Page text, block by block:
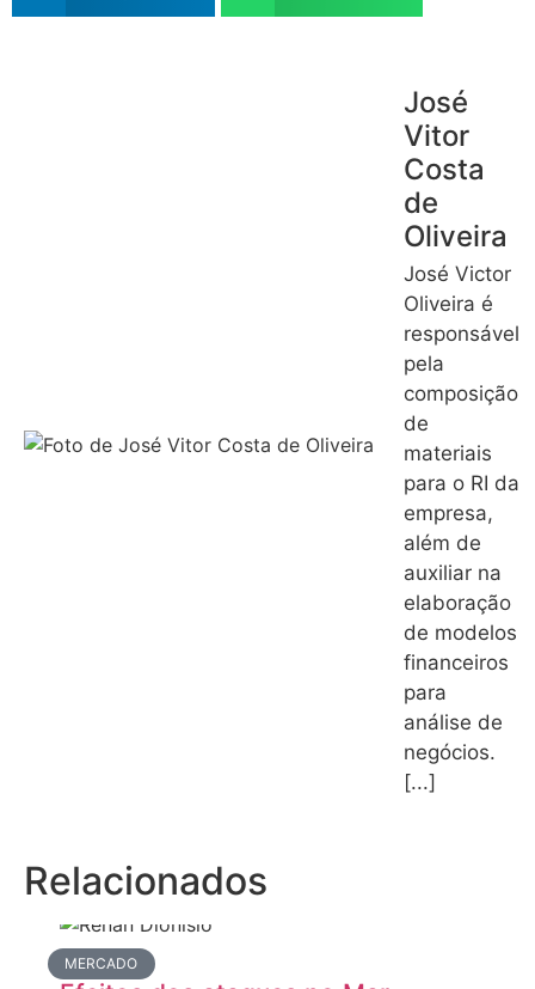
José
Vitor
Costa
de
Oliveira
José Victor
Oliveira é
responsável
pela
composição
de
materiais
para o RI da
empresa,
além de
auxiliar na
elaboração
de modelos
financeiros
para
análise de
negócios.
[...]
Relacionados
MERCADO